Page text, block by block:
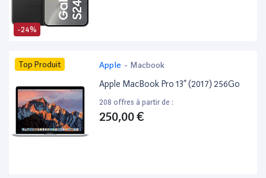
-24%
Top Produit Apple - Macbook
Apple MacBook Pro 13” (2017) 256Go
208 offres à partir de :
250,00 €